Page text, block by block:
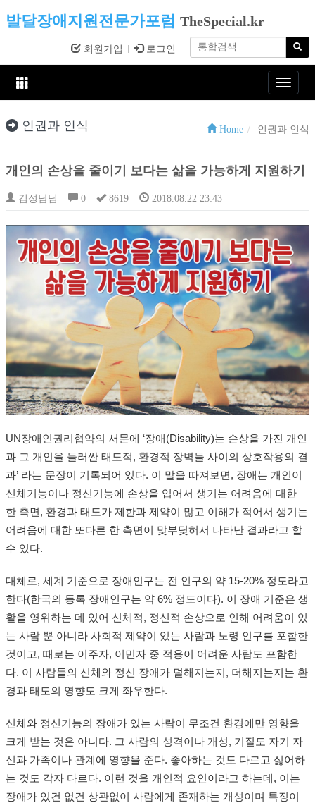
발달장애지원전문가포럼 TheSpecial.kr
회원가입 로그인
Toggle
인권과 인식 Home 인권과 인식
개인의 손상을 줄이기 보다는 삶을 가능하게 지원하기
김성남님 0 8619 2018.08.22 23:43
UN장애인권리협약의 서문에 ‘장애(Disability)는 손상을 가진 개인
과 그 개인을 둘러싼 태도적, 환경적 장벽들 사이의 상호작용의 결
과’ 라는 문장이 기록되어 있다. 이 말을 따져보면, 장애는 개인이
신체기능이나 정신기능에 손상을 입어서 생기는 어려움에 대한
한 측면, 환경과 태도가 제한과 제약이 많고 이해가 적어서 생기는
어려움에 대한 또다른 한 측면이 맞부딪혀서 나타난 결과라고 할
수 있다.
대체로, 세계 기준으로 장애인구는 전 인구의 약 15-20% 정도라고
한다(한국의 등록 장애인구는 약 6% 정도이다). 이 장애 기준은 생
활을 영위하는 데 있어 신체적, 정신적 손상으로 인해 어려움이 있
는 사람 뿐 아니라 사회적 제약이 있는 사람과 노령 인구를 포함한
것이고, 때로는 이주자, 이민자 중 적응이 어려운 사람도 포함한
다. 이 사람들의 신체와 정신 장애가 덜해지는지, 더해지는지는 환
경과 태도의 영향도 크게 좌우한다.
신체와 정신기능의 장애가 있는 사람이 무조건 환경에만 영향을
크게 받는 것은 아니다. 그 사람의 성격이나 개성, 기질도 자기 자
신과 가족이나 관계에 영향을 준다. 좋아하는 것도 다르고 싫어하
는 것도 각자 다르다. 이런 것을 개인적 요인이라고 하는데, 이는
장애가 있건 없건 상관없이 사람에게 존재하는 개성이며 특징이